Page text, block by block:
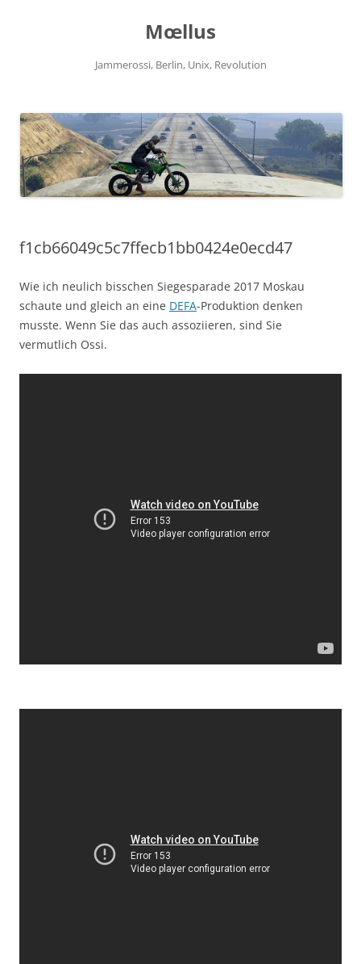
Mœllus
Jammerossi, Berlin, Unix, Revolution
f1cb66049c5c7ffecb1bb0424e0ecd47
Wie ich neulich bisschen Siegesparade 2017 Moskau
schaute und gleich an eine DEFA-Produktion denken
musste. Wenn Sie das auch assoziieren, sind Sie
vermutlich Ossi.